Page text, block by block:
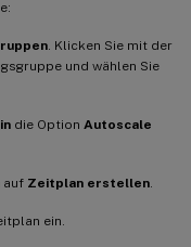
. Klicken Sie mit der
und wählen Sie
die Option Autoscale
auf Zeitplan erstellen
ein.